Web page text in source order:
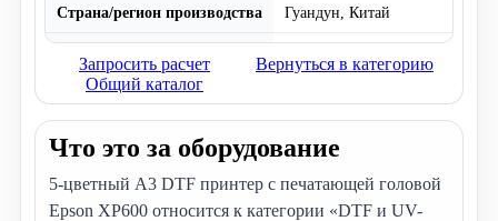
Страна/регион производства Гуандун, Китай
Носитель печати
Состояние Новый
Запросить расчет
Вернуться в категорию
Общий каталог
Что это за оборудование
5-цветный A3 DTF принтер с печатающей головой
Epson XP600 относится к категории «DTF и UV-